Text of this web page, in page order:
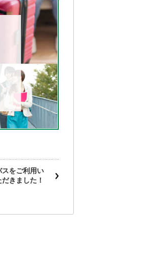
をご利用い
だきました！